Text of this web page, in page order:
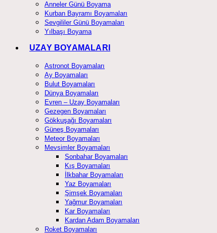
Anneler Günü Boyama
Kurban Bayramı Boyamaları
Sevgililer Günü Boyamaları
Yılbaşı Boyama
UZAY BOYAMALARI
Astronot Boyamaları
Ay Boyamaları
Bulut Boyamaları
Dünya Boyamaları
Evren – Uzay Boyamaları
Gezegen Boyamaları
Gökkuşağı Boyamaları
Güneş Boyamaları
Meteor Boyamaları
Mevsimler Boyamaları
Sonbahar Boyamaları
Kış Boyamaları
İlkbahar Boyamaları
Yaz Boyamaları
Şimşek Boyamaları
Yağmur Boyamaları
Kar Boyamaları
Kardan Adam Boyamaları
Roket Boyamaları